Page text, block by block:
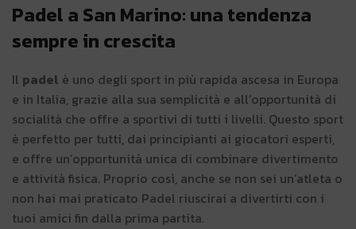
Padel a San Marino: una tendenza
sempre in crescita
Il padel è uno degli sport in più rapida ascesa in Europa
e in Italia, grazie alla sua semplicità e all’opportunità di
socialità che offre a sportivi di tutti i livelli. Questo sport
è perfetto per tutti, dai principianti ai giocatori esperti,
e offre un’opportunità unica di combinare divertimento
e attività fisica. Proprio così, anche se non sei un’atleta o
non hai mai praticato Padel riuscirai a divertirti con i
tuoi amici fin dalla prima partita.